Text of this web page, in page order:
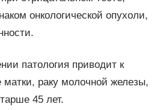
онкологической опухоли,
патология приводит к
раку молочной железы,
45 лет.